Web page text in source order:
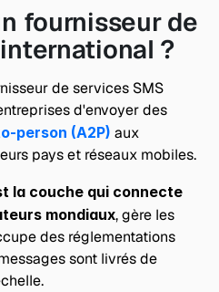
fournisseur de
?
de services SMS
person (A2P) aux
pays et réseaux mobiles.
la couche qui connecte
mondiaux, gère les
des réglementations
sont livrés de